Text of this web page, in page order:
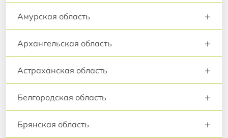
Амурская область +
Архангельская область +
Астраханская область +
Белгородская область +
Брянская область +